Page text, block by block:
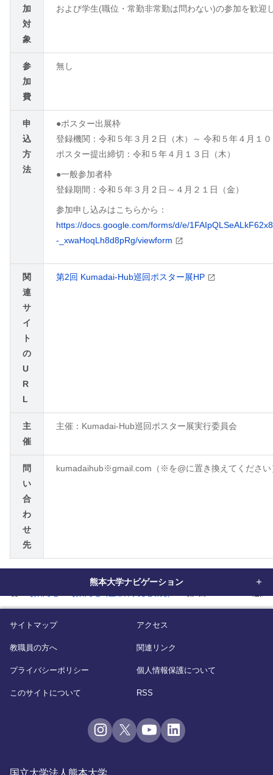
加
対
象
および学⽣(職位・常勤⾮常勤は問わない)の参加を歓迎
参
加
費
無し
申
込
方
法
●ポスター出展枠
登録機関：令和５年３月２日（木）～ 令和５年４月１
ポスター提出締切：令和５年４月１３日（木）
●一般参加者枠
登録期間：令和５年３月２日～４月２１日（金）
参加申し込みはこちらから：
https://docs.google.com/forms/d/e/
-_xwaHoqLh8d8pRg/viewform
関
連
サ
イ
ト
の
U
R
L
第2回 Kumadai-Hub巡回ポスター展HP
主
催
主催：Kumadai-Hub巡回ポスター展実行委員会
問
い
合
わ
せ
先
kumadaihub※gmail.com（※を@に置き換えてください
熊本大学ナビゲーション
国立大学法人熊本大学
サイトマップ アクセス
教職員の方へ 関連リンク
プライバシーポリシー 個人情報保護について
このサイトについて RSS